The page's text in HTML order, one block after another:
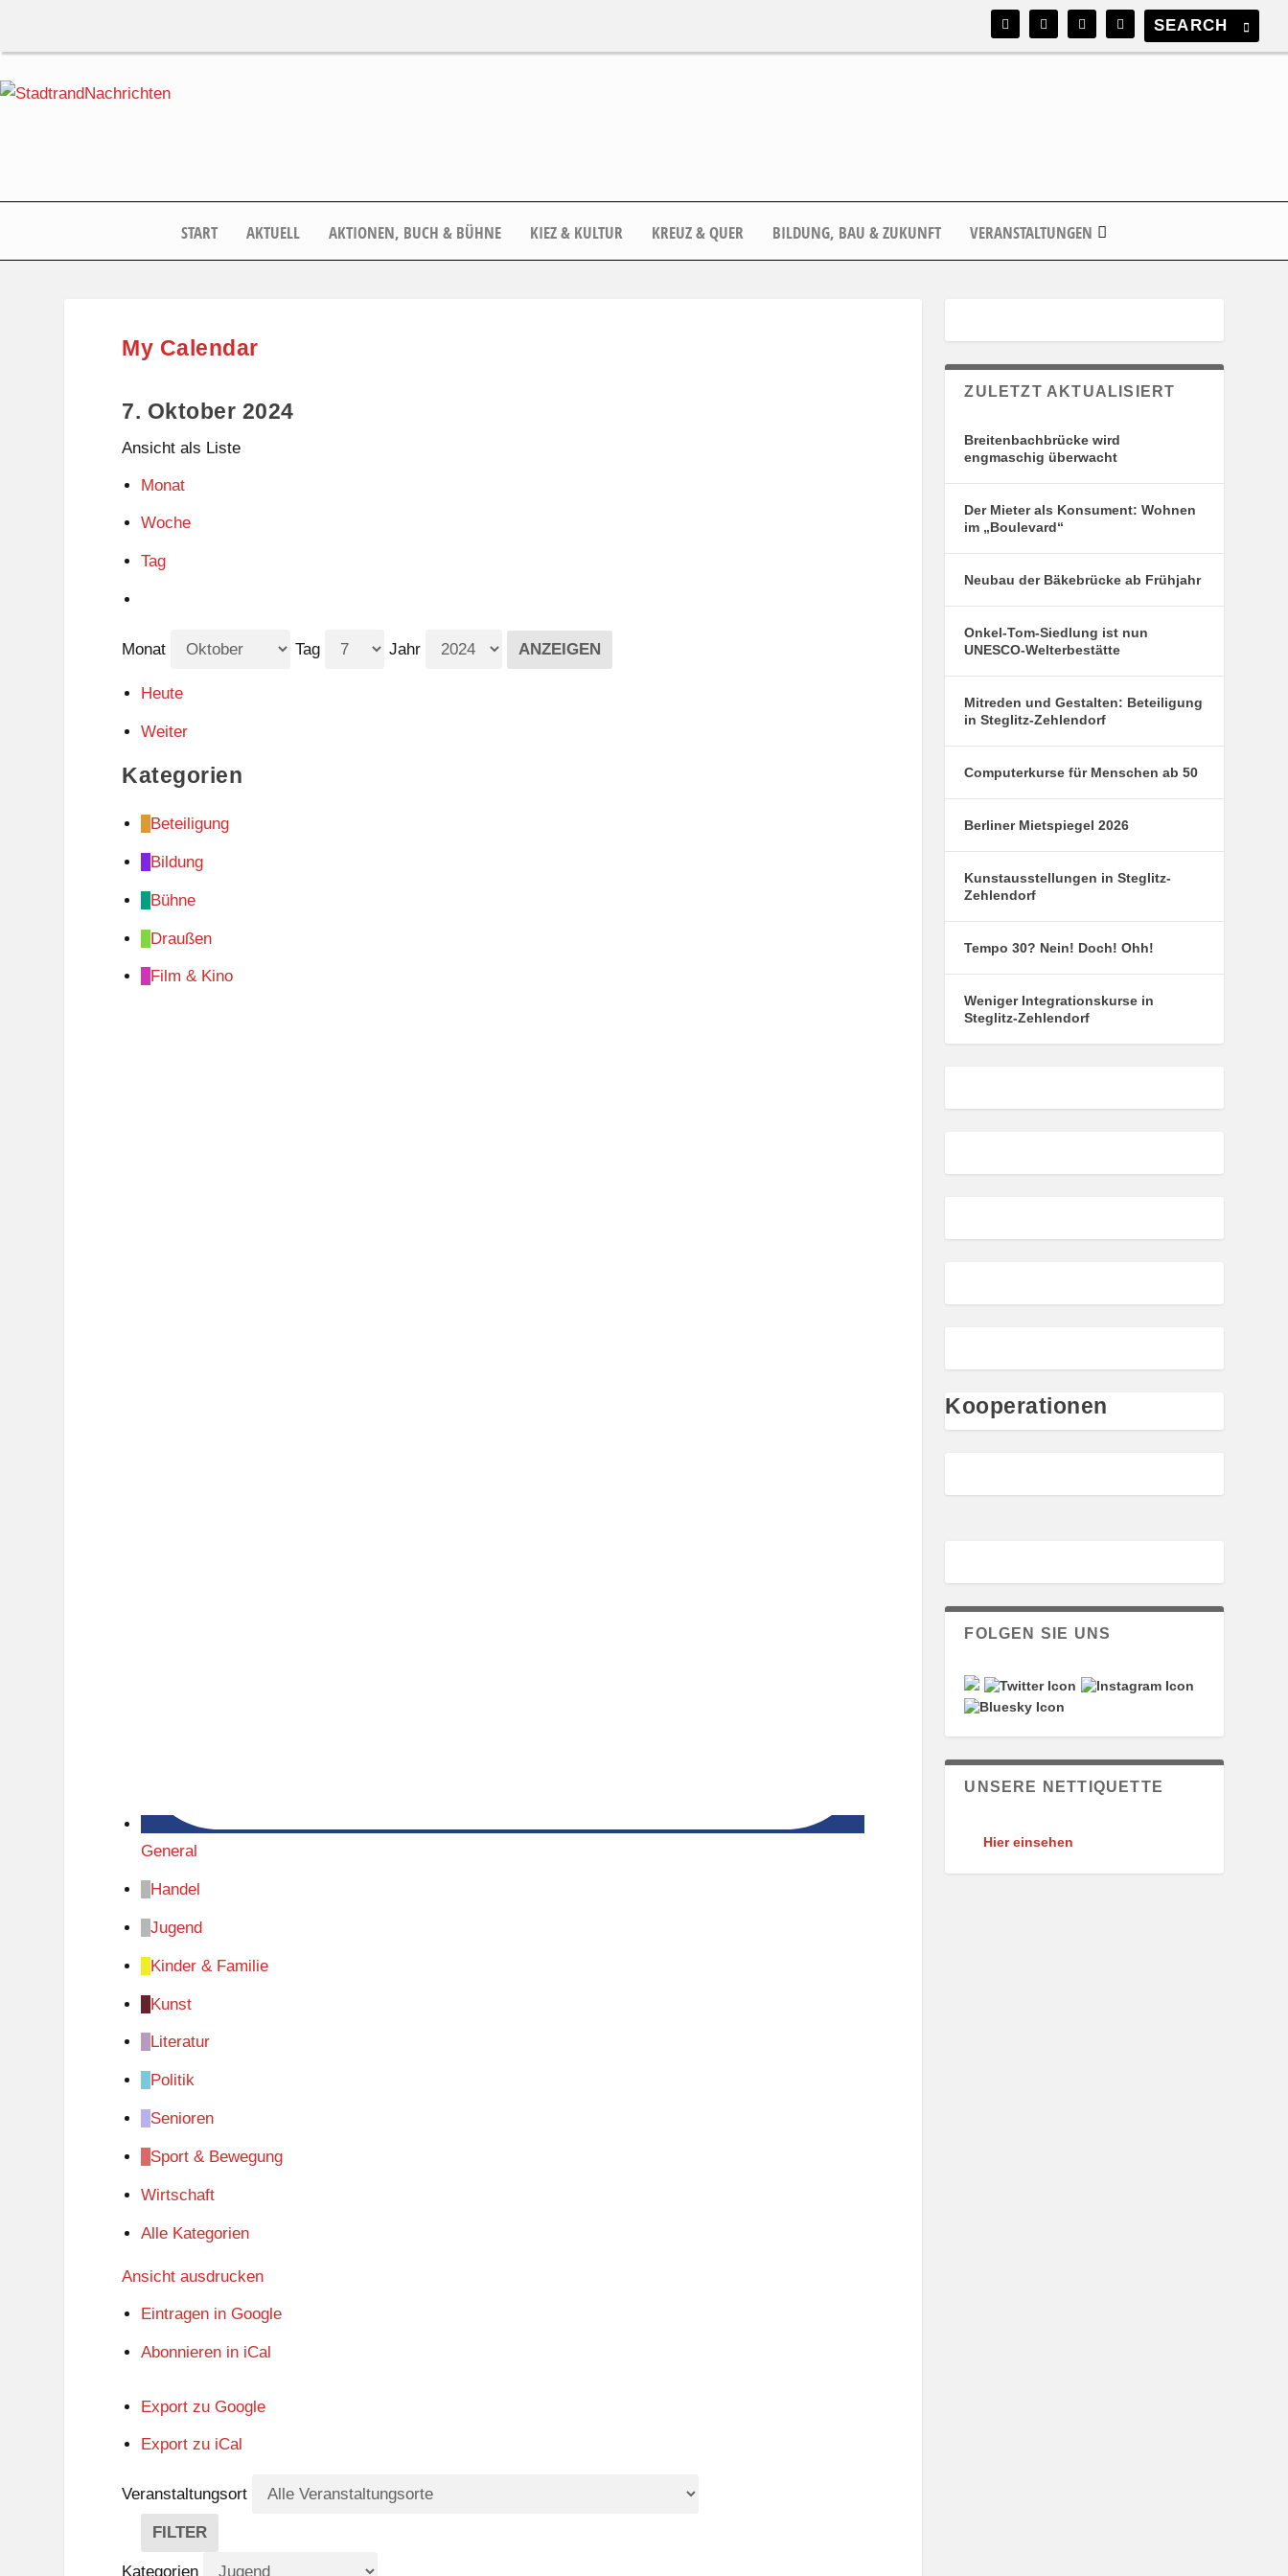
START AKTUELL AKTIONEN, BUCH & BÜHNE KIEZ & KULTUR KREUZ & QUER BILDUNG, BAU & ZUKUNFT VERANSTALTUNGEN
My Calendar
7. Oktober 2024
Ansicht als Liste
Monat
Woche
Tag
Monat Tag Jahr
Heute
Weiter
Kategorien
Beteiligung
Bildung
Bühne
Draußen
Film & Kino
General
Handel
Jugend
Kinder & Familie
Kunst
Literatur
Politik
Senioren
Sport & Bewegung
Wirtschaft
Alle Kategorien
Ansicht ausdrucken
Eintragen in Google
Abonnieren in iCal
Export zu Google
Export zu iCal
Veranstaltungsort
FILTER
V
E
Kategorien
ZULETZT AKTUALISIERT
Breitenbachbrücke wird
engmaschig überwacht
Der Mieter als Konsument: Wohnen
im „Boulevard“
Neubau der Bäkebrücke ab Frühjahr
Onkel-Tom-Siedlung ist nun
UNESCO-Welterbestätte
Mitreden und Gestalten: Beteiligung
in Steglitz-Zehlendorf
Computerkurse für Menschen ab 50
Berliner Mietspiegel 2026
Kunstausstellungen in Steglitz-
Zehlendorf
Tempo 30? Nein! Doch! Ohh!
Weniger Integrationskurse in
Steglitz-Zehlendorf
Kooperationen
FOLGEN SIE UNS
UNSERE NETTIQUETTE
Hier einsehen